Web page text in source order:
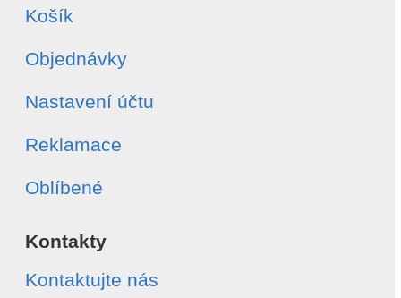
Košík
Objednávky
Nastavení účtu
Reklamace
Oblíbené
Kontakty
Kontaktujte nás